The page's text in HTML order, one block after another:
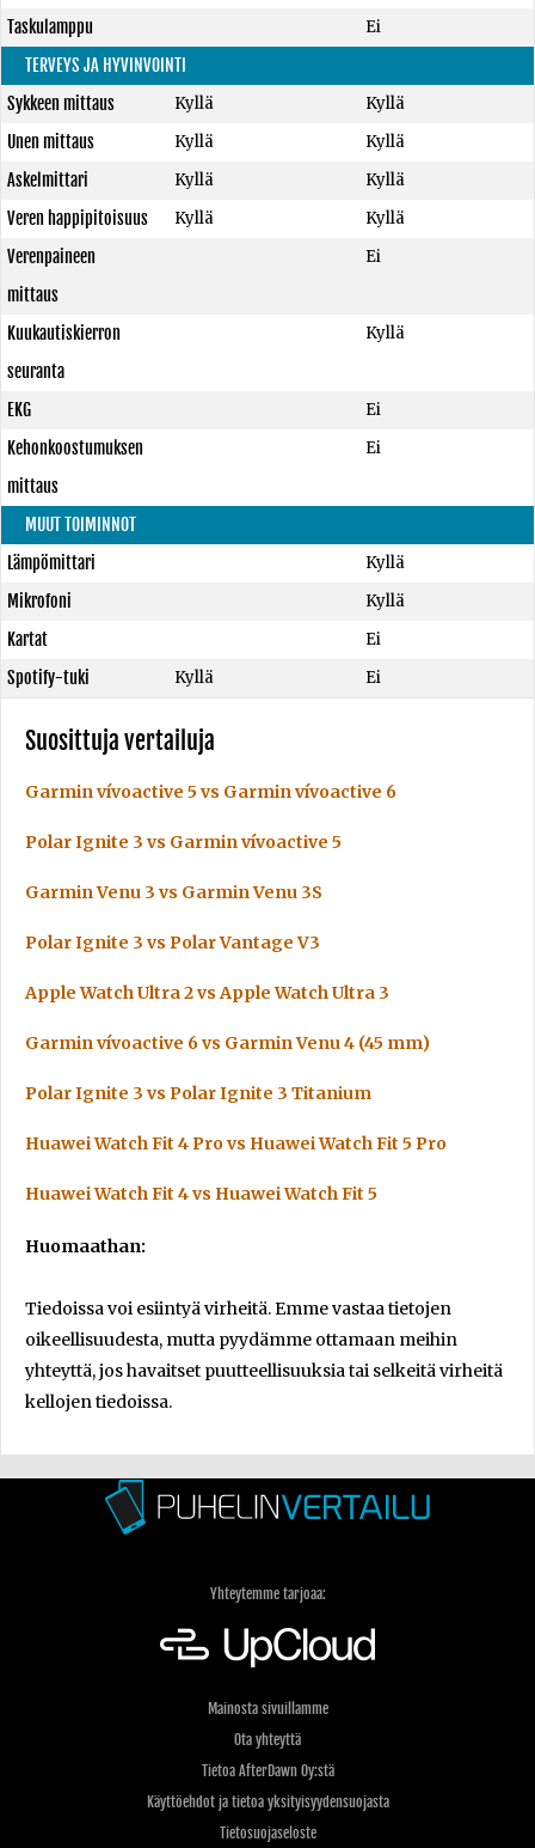
Taskulamppu
Ei
TERVEYS JA HYVINVOINTI
Sykkeen mittaus
Kyllä
Kyllä
Unen mittaus
Kyllä
Kyllä
Askelmittari
Kyllä
Kyllä
Veren happipitoisuus
Kyllä
Kyllä
Verenpaineen
mittaus
Ei
Kuukautiskierron
seuranta
Kyllä
EKG
Ei
Kehonkoostumuksen
mittaus
Ei
MUUT TOIMINNOT
Lämpömittari
Kyllä
Mikrofoni
Kyllä
Kartat
Ei
Spotify-tuki
Kyllä Ei
Suosittuja vertailuja
Garmin vívoactive 5 vs Garmin vívoactive 6
Polar Ignite 3 vs Garmin vívoactive 5
Garmin Venu 3 vs Garmin Venu 3S
Polar Ignite 3 vs Polar Vantage V3
Apple Watch Ultra 2 vs Apple Watch Ultra 3
Garmin vívoactive 6 vs Garmin Venu 4 (45 mm)
Polar Ignite 3 vs Polar Ignite 3 Titanium
Huawei Watch Fit 4 Pro vs Huawei Watch Fit 5 Pro
Huawei Watch Fit 4 vs Huawei Watch Fit 5
Huomaathan:
Tiedoissa voi esiintyä virheitä. Emme vastaa tietojen
oikeellisuudesta, mutta pyydämme ottamaan meihin
yhteyttä, jos havaitset puutteellisuuksia tai selkeitä virheitä
kellojen tiedoissa.
Yhteytemme tarjoaa:
Mainosta sivuillamme
Ota yhteyttä
Tietoa AfterDawn Oy:stä
Käyttöehdot ja tietoa yksityisyydensuojasta
Tietosuojaseloste